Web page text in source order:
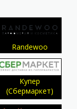
Randewoo
Купер
(Сбермаркет)